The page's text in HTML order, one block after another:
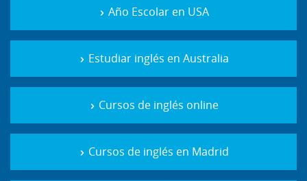
Año Escolar en USA
Estudiar inglés en Australia
Cursos de inglés online
Cursos de inglés en Madrid